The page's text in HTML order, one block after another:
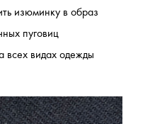
изюминку в образ
пуговиц
всех видах одежды